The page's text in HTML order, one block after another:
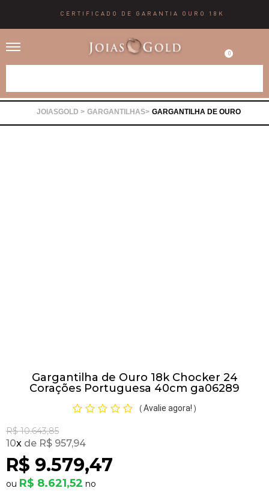
CERTIFICADO DE GARANTIA OURO 18K
0
GARGANTILHAS GARGANTILHA DE OURO
Gargantilha de Ouro 18k Chocker 24
Corações Portuguesa 40cm ga06289
( Avalie agora! )
R$ 10.643,85
R$ 9.579,47
10x R$ 957,94
R$ 8.621,52
Pedras Preciosas
OFERTAS